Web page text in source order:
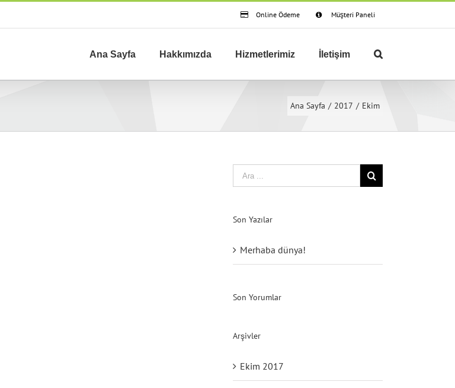
Online Ödeme Müşteri Paneli
Ana Sayfa Hakkımızda Hizmetlerimiz İletişim
Ana Sayfa / 2017 / Ekim
Son Yazılar
Merhaba dünya!
Son Yorumlar
Arşivler
Ekim 2017